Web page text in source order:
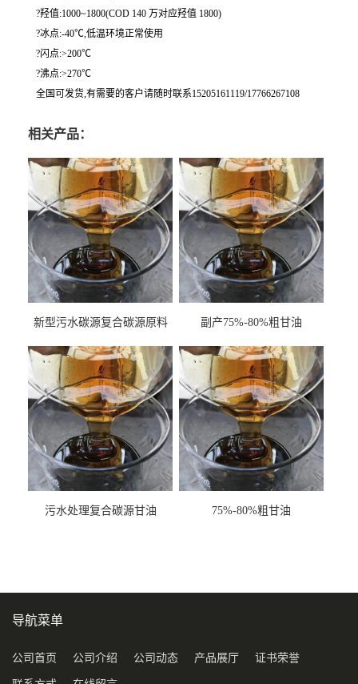
?羟值:1000~1800(COD 140 万对应羟值 1800)
?冰点:-40℃,低温环境正常使用
?闪点:>200℃
?沸点:>270℃
全国可发货,有需要的客户请随时联系15205161119/17766267108
相关产品：
新型污水碳源复合碳源原料
副产75%-80%粗甘油
污水处理复合碳源甘油
75%-80%粗甘油
导航菜单
公司首页 公司介绍 公司动态 产品展厅 证书荣誉